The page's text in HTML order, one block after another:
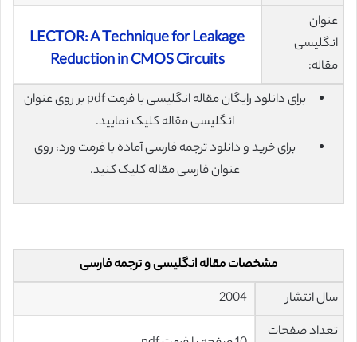
عنوان
انگلیسی
مقاله:
LECTOR: A Technique for Leakage
Reduction in CMOS Circuits
برای دانلود رایگان مقاله انگلیسی با فرمت pdf بر روی عنوان
انگلیسی مقاله کلیک نمایید.
برای خرید و دانلود ترجمه فارسی آماده با فرمت ورد، روی
عنوان فارسی مقاله کلیک کنید.
مشخصات مقاله انگلیسی و ترجمه فارسی
سال انتشار
تعداد صفحات